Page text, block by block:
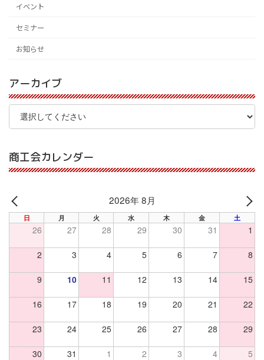
イベント
セミナー
お知らせ
アーカイブ
商工会カレンダー
PREV
2026年 8月
日 月 火 水 木 金 土
26 27 28 29 30 31 1
2 3 4 5 6 7 8
9 10 11 12 13 14 15
16 17 18 19 20 21 22
23 24 25 26 27 28 29
30 31 1 2 3 4 5